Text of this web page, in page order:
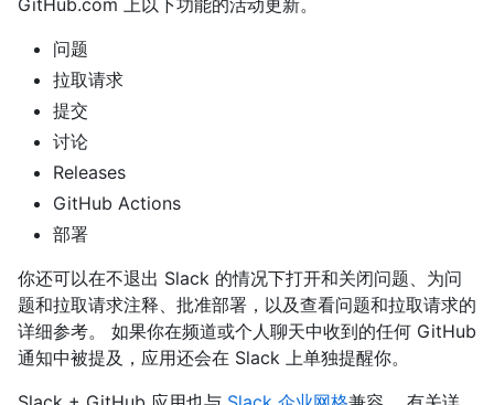
问题
拉取请求
提交
讨论
Releases
GitHub Actions
部署
你还可以在不退出 Slack 的情况下打开和关闭问题、为问
题和拉取请求注释、批准部署，以及查看问题和拉取请求的
详细参考。 如果你在频道或个人聊天中收到的任何 GitHub
通知中被提及，应用还会在 Slack 上单独提醒你。